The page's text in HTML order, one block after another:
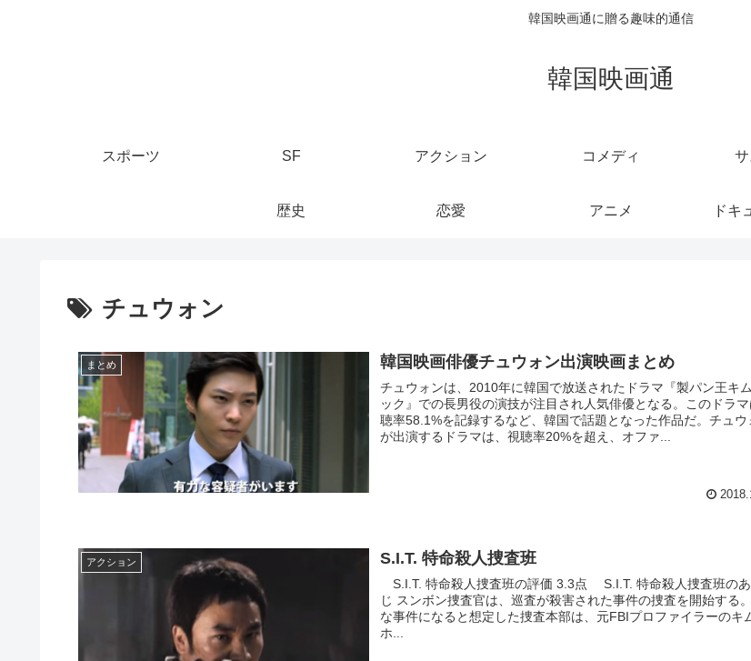
韓国映画通に贈る趣味的通信
韓国映画通
スポーツ SF アクション コメディ
歴史 恋愛 アニメ ドキ
チュウォン
まとめ 韓国映画俳優チュウォン出演映画まとめ
チュウォンは、2010年に韓国で放送されたドラマ『製パン王キ
ック』での長男役の演技が注目され人気俳優となる。このドラマ
聴率58.1%を記録するなど、韓国で話題となった作品だ。チュウ
が出演するドラマは、視聴率20%を超え、オファ...
アクション S.I.T. 特命殺人捜査班
S.I.T. 特命殺人捜査班の評価 3.3点 S.I.T. 特命殺人捜査班の
じ スンボン捜査官は、巡査が殺害された事件の捜査を開始する
な事件になると想定した捜査本部は、元FBIプロファイラーのキ
ホ...